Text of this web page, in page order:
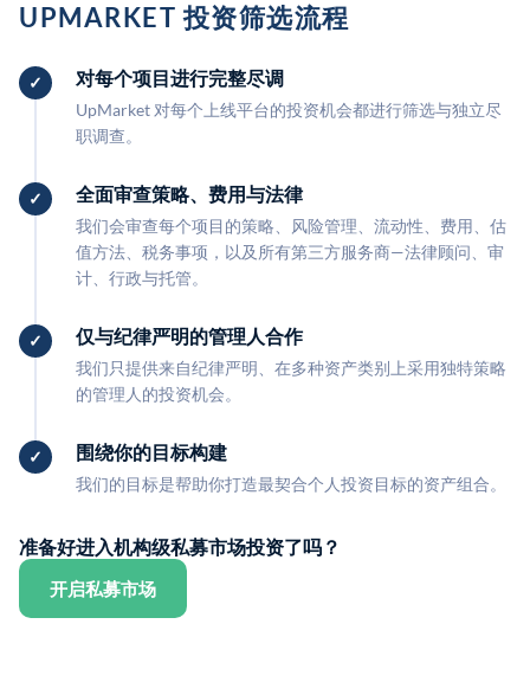
UPMARKET 投资筛选流程
对每个项目进行完整尽调
UpMarket 对每个上线平台的投资机会都进行筛选与独立尽
职调查。
全面审查策略、费用与法律
我们会审查每个项目的策略、风险管理、流动性、费用、估
值方法、税务事项，以及所有第三方服务商—法律顾问、审
计、行政与托管。
仅与纪律严明的管理人合作
我们只提供来自纪律严明、在多种资产类别上采用独特策略
的管理人的投资机会。
围绕你的目标构建
我们的目标是帮助你打造最契合个人投资目标的资产组合。
准备好进入机构级私募市场投资了吗？
开启私募市场